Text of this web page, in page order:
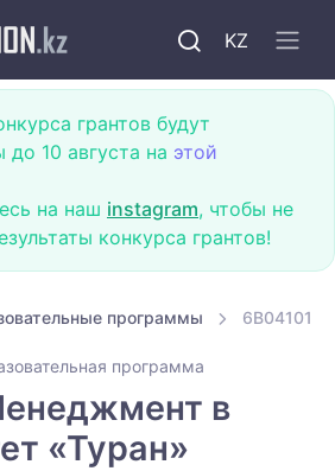
KZ
грантов будут
до 10 августа на этой
на наш instagram, чтобы не
конкурса грантов!
программы 6B04101
программа
в
«Туран»